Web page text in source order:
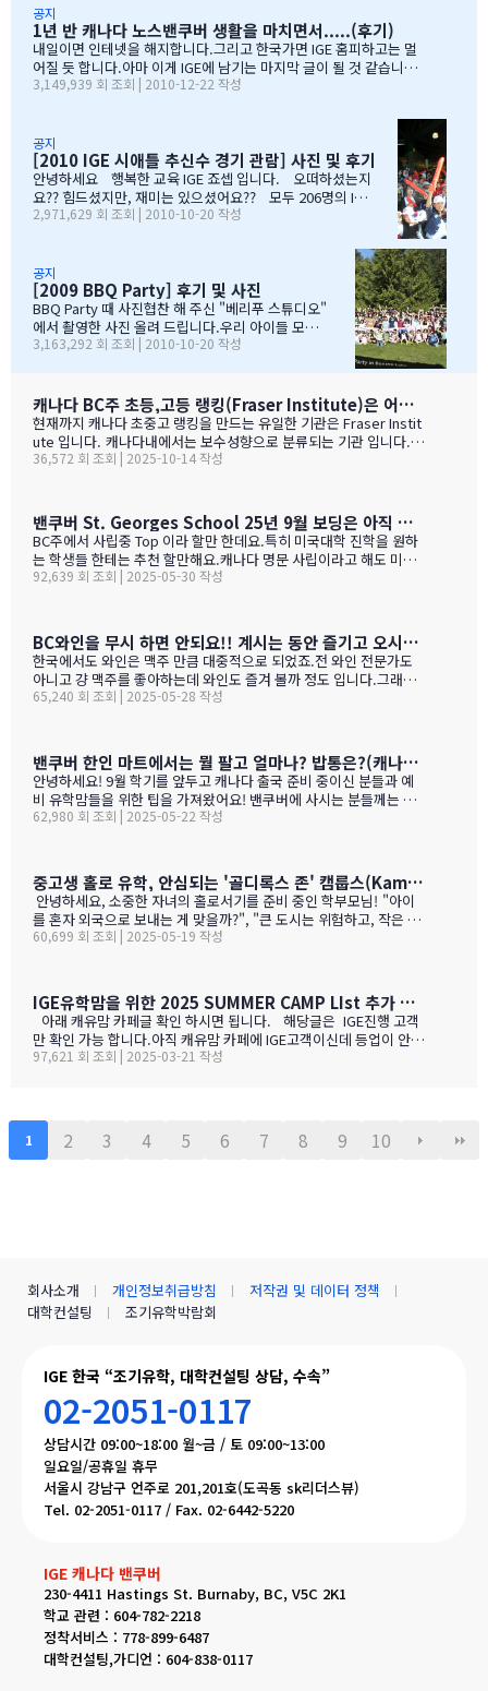
장님, 웨스트캐나다 보험 김정중부장님, 하나투어 지용구님, IGE S
CHOOL 부서에 김미정선생님, 박숙희 선생님 그리고 코퀴틀람 사
무실에 김의정팀장님, 김예경님 진심을 감사드립니다. 마지막으
로 요번 행사를 진행해주신 전준성 본부장님께 감사드리며, 이벤트
까지 준비해주신 본부장님 수고많으셨습니다. " 스키 이벤트" 꼭
들은 댓글로 남겨주시면, 카톡 혹은 메일로 보내드리겠습니다. 감
사합니다.…
공지
1년 반 캐나다 노스밴쿠버 생활을 마치면서.....(후기)
내일이면 인테넷을 해지합니다.그리고 한국가면 IGE 홈피하고는 멀
어질 듯 합니다.아마 이게 IGE에 남기는 마지막 글이 될 것 같습니다
1년 반동안의 시간...저희 아이들에게 너무 소중한 시간이였습니다.
선택이였는데......추천 받은 세 군 데 중에서 선택한 IGE.....서비스
마인드가 확실하고 고객을 끝까지 책임질 줄 아는 회사였습니다.한
국 학생이 적은 웨스트 벤쿠버. 그리고 정 사장님이 추천해주신 caulf
eild.....최고의 선택이였습니다. 아이들은 지난 주 부터 계속 farew
ell party입니다.지난 주에 큰애는 6학년 남자 애들 모두 모여서 이번
에 떠나는 한국 아이 2명을 위한 피자파티에 참석하였고 이번 주는 6
학년 아이들끼리 노벤에 있는 레이저텍에서 번개 모임을 하고 놀다가
왔습니다.둘째는 친했던 친구들 집에 초대를 받아서 4명의 친구와 돌
아가면서 sleep over하느라 집에 들어오질 않습니…
3,149,939 회 조회 | 2010-12-22 작성
공지
[2010 IGE 시애틀 추신수 경기 관람] 사진 및 후기
안녕하세요 행복한 교육 IGE 죠셉 입니다. 오떠하셨는지
요?? 힘드셨지만, 재미는 있으셨어요?? 모두 206명의 IGE
가족분들이 참석하셨으며, 무사히 이벤트 마무리되었습니
습니다. 감사합니다...꾸벅!!! 이른 아침부터 준비하시고,
국경에서 장작 3시간동안 시간이 걸리셨고....오마이갓~!!!
그래두 미국땅은 밟아보았죠~~추신수도 보고~~야구경기도
보고~~~따뜻한 햇빛아래에서 시원한 맥주도....ㅋㅋㅋ ^^
아버님/어머님들의 여유스러운 모습에 저 또한 신나드라고
요~~~응원도 힘차게 하며...단지 추신수 선수가 뒷 돌아보지
않아서 아쉬웠지만...........( 쫌~~ 뒤를 돌아보고 손 한번 흔
떠나면 고생이죠??? ㅋㅋㅋㅋㅋㅋ …
2,971,629 회 조회 | 2010-10-20 작성
공지
[2009 BBQ Party] 후기 및 사진
BBQ Party 때 사진협찬 해 주신 "베리푸 스튜디오"
에서 촬영한 사진 올려 드립니다.우리 아이들 모
습 잘 찾아 보세요..혹시나 빠진 가족이 있더라도 용
3,163,292 회 조회 | 2010-10-20 작성
캐나다 BC주 초등,고등 랭킹(Fraser Institute)은 어떻게 만들어 지나 ?
현재까지 캐나다 초중고 랭킹을 만드는 유일한 기관은 Fraser Instit
ute 입니다. 캐나다내에서는 보수성향으로 분류되는 기관 입니다.
하여간일반적으로 학교 랭킹 하면 학교의 성적 그러니까 표준 시험결
고등학교의 경우 (9개 지표):평균 시험 점수 (Average exam mark)
졸업률 (Diploma completion rate)학생당 이수 과목 수 (Courses
taken per student)진급 지연율 (Delayed advancement rate)
시험 낙제율 (Percentage of exams failed)학교 vs 시험 점수 차
이 (School vs. exam mark difference) 7-9. 성별 격차 지표 3개
36,572 회 조회 | 2025-10-14 작성
밴쿠버 St. Georges School 25년 9월 보딩은 아직 자리가 있다고 하네요.
BC주에서 사립중 Top 이라 할만 한데요.특히 미국대학 진학을 원하
는 학생들 한테는 추천 할만해요.캐나다 명문 사립이라고 해도 미국
대학 진학은 그저그런 학교도 많거던요.이학교가 하여간 학비+보딩
ent TuitionCanadian Students$73,500American / Mexican / or
Non-Resident Canadian Students$84,000International Stude
nts$99,500
92,639 회 조회 | 2025-05-30 작성
BC와인을 무시 하면 안되요!! 계시는 동안 즐기고 오시기를 바랍니다. (밴쿠버에서 소주는 얼마?)
한국에서도 와인은 맥주 만큼 대중적으로 되었죠.전 와인 전문가도
아니고 걍 맥주를 좋아하는데 와인도 즐겨 볼까 정도 입니다.그래도
와인을 이것 저것 10년넘게 먹다 보니 캐나다, 미국 와인이 유럽산 대
나가 술을 마트,편의점에서 팔지 않고 따로 리쿼스토어나 와인 N 비
어 스토어만 가야 살수 있다는 것이죠.하여간 이번에는 BC와인 장점
을 한번 알아볼게요. GPT가 정리 해본 글이에요. 한번 보세요.그리고
어떤 와인이 있나? 아래 사진으로 함 보세요.ㅎㅎ 그리고 밴쿠버에서
파는 한국 소주 종류와 가격도 함 보세요. 당연 한국보다 비싸죠!!!1.
0-15 % 길고, 일교차가 커 산도가 살아 있음. 서늘한 밤 덕분에 과일
향이 …
65,240 회 조회 | 2025-05-28 작성
밴쿠버 한인 마트에서는 뭘 팔고 얼마나? 밥통은?(캐나다 출국 준비 중이신 분들과 예비 유학맘들을 위한)
안녕하세요! 9월 학기를 앞두고 캐나다 출국 준비 중이신 분들과 예
비 유학맘들을 위한 팁을 가져왔어요! 밴쿠버에 사시는 분들께는 이
미 익숙한 정보일 수도 있지만, 처음 가시는 분들께는 정말 유용할 거
하지만, 밴쿠버 지역에서는 한남마트도 있죠. (홍보글 절대 아님 ㅋ
ㅋ)사진들을 보시면서 가격대와 어떤 물건들이 있는지 미리 체크해
보세요!특히 주목할 점은 전기밥솥인데요, 한국에서 가져간 제품은
전압이 달라서 사용할 수 없어서 어쩔 수 없이 현지에서 새로 구입해
야 하는 것중 하나 일수 있죠? 하기는 요새는 워낙 밥들을 먹지 않다
62,980 회 조회 | 2025-05-22 작성
중고생 홀로 유학, 안심되는 '골디록스 존' 캠룹스(Kamloops)가 정답입니다
를 혼자 외국으로 보내는 게 맞을까?", "큰 도시는 위험하고, 작은 도
시는 교육환경이 부족할까?" 이런 고민으로 밤잠 설치시죠? 오늘은
록스 존이란 '너무 크지도 작지도 않은, 딱 적당한 환경'을 말해요. 아
이 혼자 유학가기에 캠룹스가 딱 맞는 이유, 함께 알아볼까요? ?️ 아
이 혼자서도 쉽게 적응할 수 있는 도시 규모 인구 약 1…
60,699 회 조회 | 2025-05-19 작성
IGE유학맘을 위한 2025 SUMMER CAMP LIst 추가 되었습니다.
아래 캐유맘 카페글 확인 하시면 됩니다. 해당글은 IGE진행 고객
만 확인 가능 합니다.아직 캐유맘 카페에 IGE고객이신데 등업이 안된
분들은 등업 신청 해주시기 바랍니다. 해당글 바로 가기 --> http
97,621 회 조회 | 2025-03-21 작성
1 2 3 4 5 6 7 8 9 10
IGE 한국 “조기유학, 대학컨설팅 상담, 수속”
02-2051-0117
상담시간 09:00~18:00 월~금 / 토 09:00~13:00
일요일/공휴일 휴무
서울시 강남구 언주로 201,201호(도곡동 sk리더스뷰)
Tel. 02-2051-0117 / Fax. 02-6442-5220
IGE 캐나다 밴쿠버
230-4411 Hastings St. Burnaby, BC, V5C 2K1
학교 관련 : 604-782-2218
정착서비스 : 778-899-6487
대학컨설팅,가디언 : 604-838-0117
회사소개 개인정보취급방침
저작권 및 데이터 정책
대학컨설팅
조기유학박람회